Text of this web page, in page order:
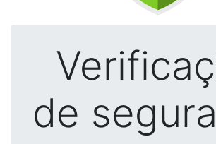
de